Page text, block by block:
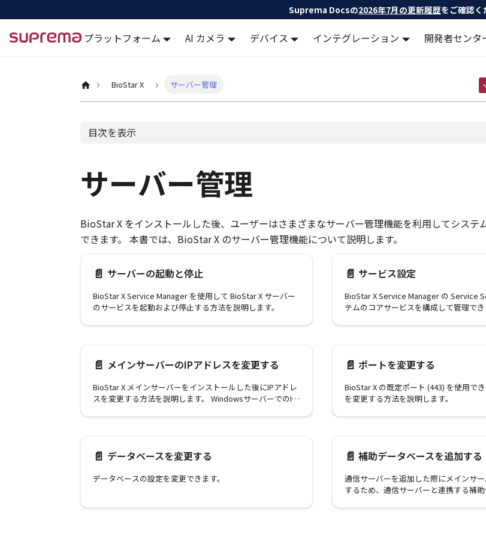
Suprema Docsの2026年7月の更新履歴をご確認く
Docs
プラットフォーム AI カメラ デバイス インテグレーション 開発者センタ
BioStar X サーバー管理
目次を表示
サーバー管理
BioStar X をインストールした後、ユーザーはさまざまなサーバー管理機能を利用してシステ
できます。 本書では、BioStar X のサーバー管理機能について説明します。
📄️ サーバーの起動と停止
BioStar X Service Manager を使用して BioStar X サーバー
のサービスを起動および停止する方法を説明します。
📄️ サービス設定
BioStar X Service Manager の Service
テムのコアサービスを構成して管理でき
📄️ メインサーバーのIPアドレスを変更する
BioStar X メインサーバーをインストールした後にIPアドレ
スを変更する方法を説明します。 WindowsサーバーでのIP
📄️ ポートを変更する
BioStar X の既定ポート (443) を使用で
を変更する方法を説明します。
📄️ データベースを変更する
データベースの設定を変更できます。
📄️ 補助データベースを追加する
通信サーバーを追加した際にメインサ
するため、通信サーバーと連携する補